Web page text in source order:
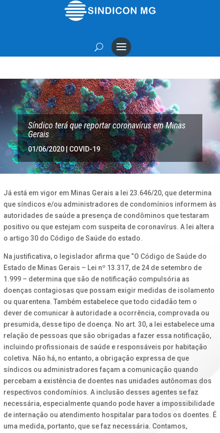
Síndico terá que reportar coronavírus em Minas
Gerais
01/06/2020|COVID-19
Já está em vigor em Minas Gerais a lei 23.646/20, que determina
que síndicos e/ou administradores de condomínios informem às
autoridades de saúde a presença de condôminos que testaram
positivo ou que estejam com suspeita de coronavírus. A lei altera
o artigo 30 do Código de Saúde do estado.
Na justificativa, o legislador afirma que “O Código de Saúde do
Estado de Minas Gerais – Lei nº 13.317, de 24 de setembro de
1.999 – determina que são de notificação compulsória as
doenças contagiosas que possam exigir medidas de isolamento
ou quarentena. Também estabelece que todo cidadão tem o
dever de comunicar à autoridade a ocorrência, comprovada ou
presumida, desse tipo de doença. No art. 30, a lei estabelece uma
relação de pessoas que são obrigadas a fazer essa notificação,
incluindo profissionais de saúde e responsáveis por habitação
coletiva. Não há, no entanto, a obrigação expressa de que
síndicos ou administradores façam a comunicação quando
percebam a existência de doentes nas unidades autônomas dos
respectivos condomínios. A inclusão desses agentes se faz
necessária, especialmente quando pode haver a impossibilidade
de internação ou atendimento hospitalar para todos os doentes. É
uma medida, portanto, que se faz necessária. Contamos,